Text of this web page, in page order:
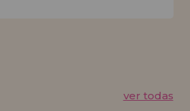
ver todas